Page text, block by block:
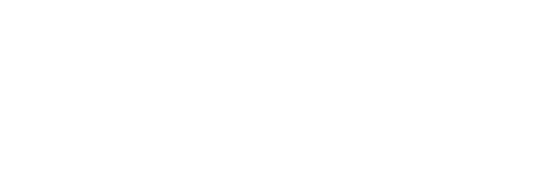
финансирования проводит лабораторно-
безопасности.
отделов Управления Роспотребнадзора по